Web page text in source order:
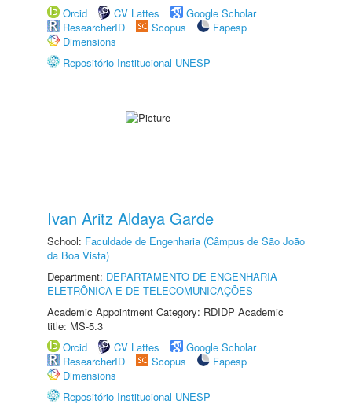
Orcid
CV Lattes
Google Scholar
ResearcherID
Scopus
Fapesp
Dimensions
Repositório Institucional UNESP
Ivan Aritz Aldaya Garde
School: Faculdade de Engenharia (Câmpus de São João
da Boa Vista)
Department: DEPARTAMENTO DE ENGENHARIA
ELETRÔNICA E DE TELECOMUNICAÇÕES
Academic Appointment Category: RDIDP Academic
title: MS-5.3
Orcid
CV Lattes
Google Scholar
ResearcherID
Scopus
Fapesp
Dimensions
Repositório Institucional UNESP